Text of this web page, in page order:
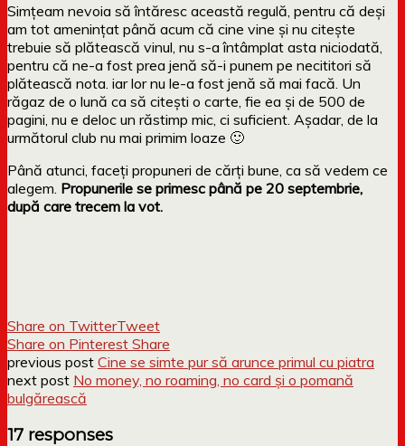
Simțeam nevoia să întăresc această regulă, pentru că deși
am tot amenințat până acum că cine vine și nu citește
trebuie să plătească vinul, nu s-a întâmplat asta niciodată,
pentru că ne-a fost prea jenă să-i punem pe necititori să
plătească nota. iar lor nu le-a fost jenă să mai facă. Un
răgaz de o lună ca să citești o carte, fie ea și de 500 de
pagini, nu e deloc un răstimp mic, ci suficient. Așadar, de la
următorul club nu mai primim loaze 🙂
Până atunci, faceți propuneri de cărți bune, ca să vedem ce
alegem. Propunerile se primesc până pe 20 septembrie,
după care trecem la vot.
Share on TwitterTweet
Share on Pinterest Share
previous post Cine se simte pur să arunce primul cu piatra
next post No money, no roaming, no card și o pomană
bulgărească
17 responses